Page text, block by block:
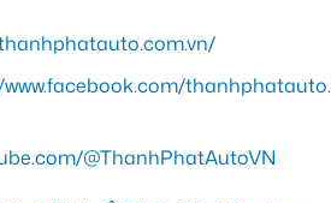
www.facebook.com/
@ThanhPhatAutoVN